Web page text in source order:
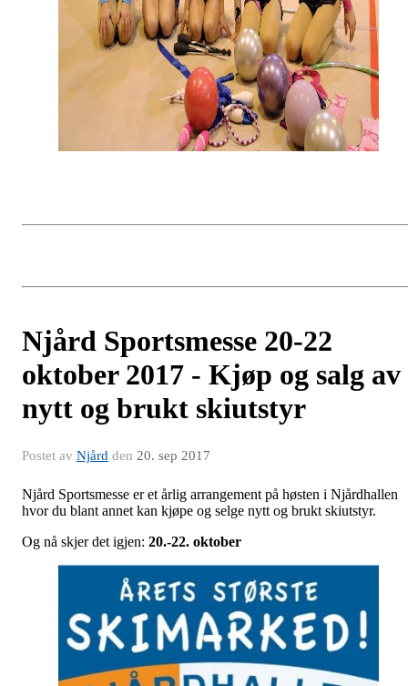
Njård Sportsmesse 20-22
oktober 2017 - Kjøp og salg av
nytt og brukt skiutstyr
Postet av Njård den 20. sep 2017
Njård Sportsmesse er et årlig arrangement på høsten i Njårdhallen
hvor du blant annet kan kjøpe og selge nytt og brukt skiutstyr.
Og nå skjer det igjen: 20.-22. oktober